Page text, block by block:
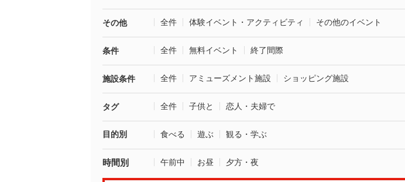
その他 全件 体験イベント・アクティビティ その他のイベント
条件 全件 無料イベント 終了間際
施設条件 全件 アミューズメント施設 ショッピング施設
タグ 全件 子供と 恋人・夫婦で
目的別 食べる 遊ぶ 観る・学ぶ
時間別 午前中 お昼 夕方・夜